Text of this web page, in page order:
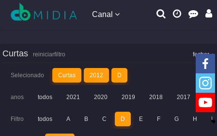
Canal
fechar
Curtas reiniciarfiltro
Selecionado Curtas 2012 D
anos todos 2021 2020 2019 2018 2017
Filtro todos A B C D E F G H I